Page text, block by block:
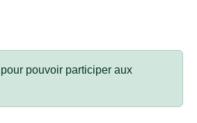
pour pouvoir participer aux